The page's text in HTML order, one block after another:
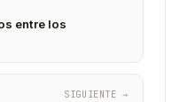
entre los
SIGUIENTE →